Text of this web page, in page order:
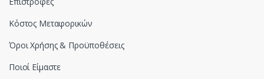
Κόστος Μεταφορικών
Όροι Χρήσης & Προϋποθέσεις
Ποιοί Είμαστε